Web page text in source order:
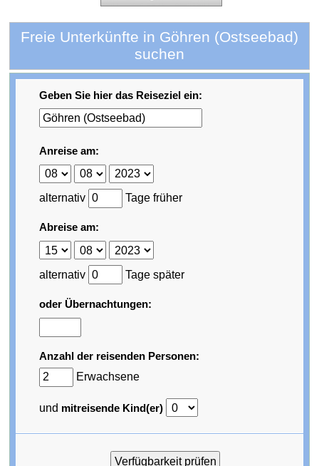
Freie Unterkünfte in Göhren (Ostseebad)
suchen
Geben Sie hier das Reiseziel ein:
Anreise am:
alternativ Tage früher
Abreise am:
alternativ Tage später
oder Übernachtungen:
Anzahl der reisenden Personen:
Erwachsene
und mitreisende Kind(er)